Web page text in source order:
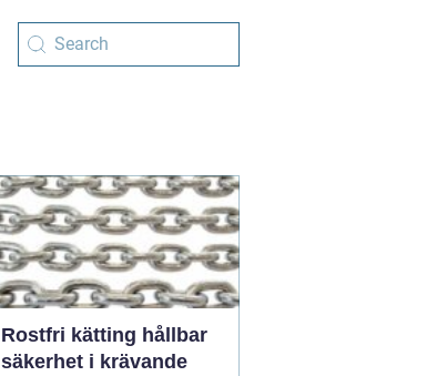
Rostfri kätting hållbar
säkerhet i krävande